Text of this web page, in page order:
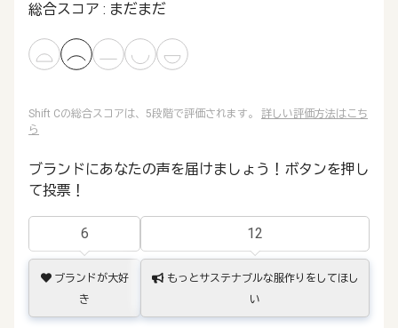
総合スコア : まだまだ
Shift Cの総合スコアは、5段階で評価されます。 詳しい評価方法はこち
ら
ブランドにあなたの声を届けましょう！ボタンを押し
て投票！
6
ブランドが大好
き
12
もっとサステナブルな服作りをしてほし
い